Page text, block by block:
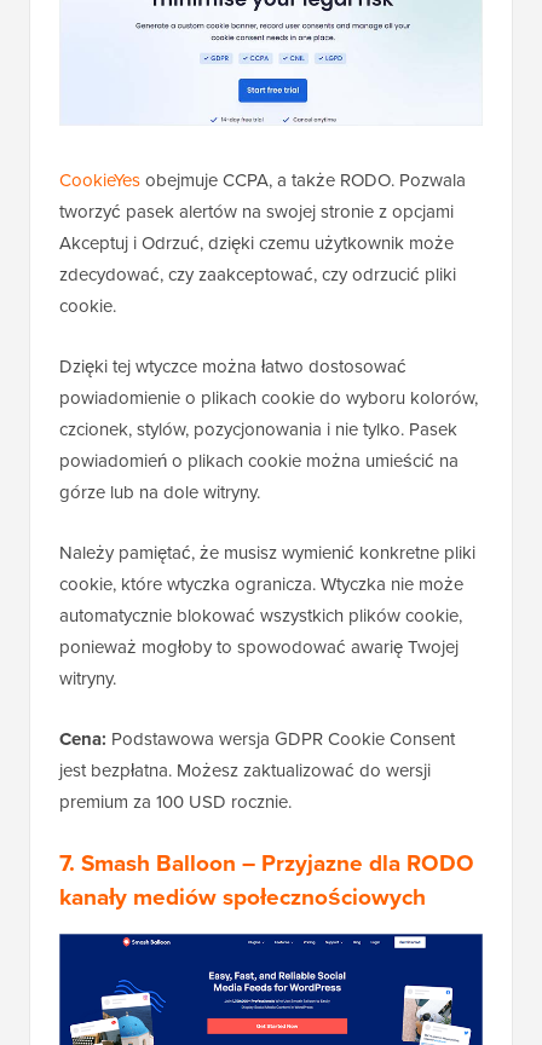
CookieYesobejmuje CCPA, a także RODO. Pozwala
tworzyć pasek alertów na swojej stronie z opcjami
Akceptuj i Odrzuć, dzięki czemu użytkownik może
zdecydować, czy zaakceptować, czy odrzucić pliki
cookie.
Dzięki tej wtyczce można łatwo dostosować
powiadomienie o plikach cookie do wyboru kolorów,
czcionek, stylów, pozycjonowania i nie tylko. Pasek
powiadomień o plikach cookie można umieścić na
górze lub na dole witryny.
Należy pamiętać, że musisz wymienić konkretne pliki
cookie, które wtyczka ogranicza. Wtyczka nie może
automatycznie blokować wszystkich plików cookie,
ponieważ mogłoby to spowodować awarię Twojej
witryny.
Cena: Podstawowa wersja GDPR Cookie Consent
jest bezpłatna. Możesz zaktualizować do wersji
premium za 100 USD rocznie.
7. Smash Balloon – Przyjazne dla RODO
kanały mediów społecznościowych